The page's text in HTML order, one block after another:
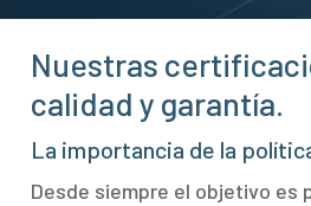
Nuestras
calidad y garantía.
La importancia de la
Desde siempre el objetivo es